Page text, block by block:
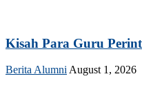
Kisah Para Guru
Berita Alumni August 1, 2026